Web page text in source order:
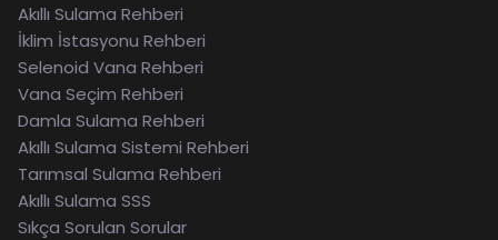
Akıllı Sulama Rehberi
İklim İstasyonu Rehberi
Selenoid Vana Rehberi
Vana Seçim Rehberi
Damla Sulama Rehberi
Akıllı Sulama Sistemi Rehberi
Tarımsal Sulama Rehberi
Akıllı Sulama SSS
Sıkça Sorulan Sorular